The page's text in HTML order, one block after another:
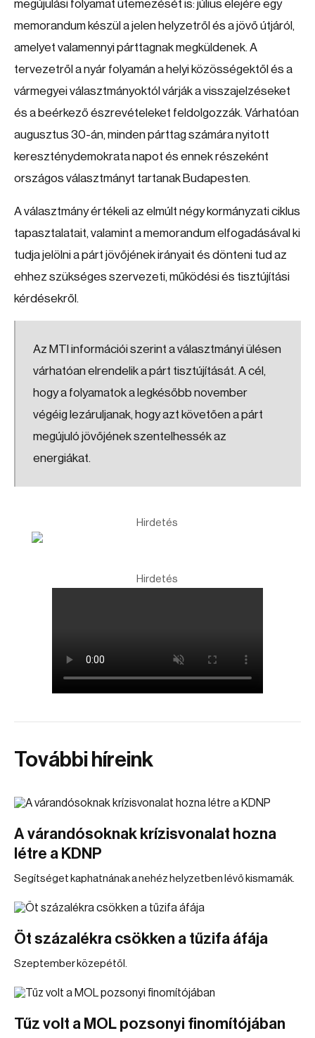
megújulási folyamat ütemezését is: július elejére egy
memorandum készül a jelen helyzetről és a jövő útjáról,
amelyet valamennyi párttagnak megküldenek. A
tervezetről a nyár folyamán a helyi közösségektől és a
vármegyei választmányoktól várják a visszajelzéseket
és a beérkező észrevételeket feldolgozzák. Várhatóan
augusztus 30-án, minden párttag számára nyitott
kereszténydemokrata napot és ennek részeként
országos választmányt tartanak Budapesten.
A választmány értékeli az elmúlt négy kormányzati ciklus
tapasztalatait, valamint a memorandum elfogadásával ki
tudja jelölni a párt jövőjének irányait és dönteni tud az
ehhez szükséges szervezeti, működési és tisztújítási
kérdésekről.
Az MTI információi szerint a választmányi ülésen
várhatóan elrendelik a párt tisztújítását. A cél,
hogy a folyamatok a legkésőbb november
végéig lezáruljanak, hogy azt követően a párt
megújuló jövőjének szentelhessék az
energiákat.
Hirdetés
Hirdetés
További híreink
A várandósoknak krízisvonalat hozna
létre a KDNP
Segítséget kaphatnának a nehéz helyzetben lévő kismamák.
Öt százalékra csökken a tűzifa áfája
Szeptember közepétől.
Tűz volt a MOL pozsonyi finomítójában